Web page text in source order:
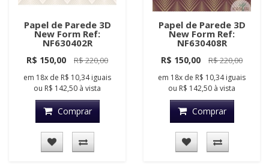
Papel de Parede 3D
New Form Ref:
NF630402R
R$ 150,00 R$ 220,00
em 18x de R$ 10,34 iguais
ou R$ 142,50 à vista
Comprar
Papel de Parede 3D
New Form Ref:
NF630408R
R$ 150,00 R$ 220,00
em 18x de R$ 10,34 iguais
ou R$ 142,50 à vista
Comprar